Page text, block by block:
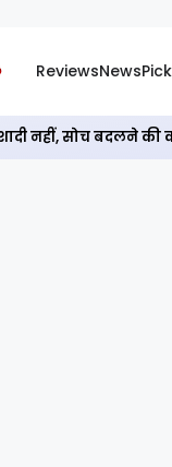
ReviewsNews
नहीं, सोच बदलने की